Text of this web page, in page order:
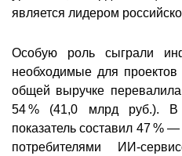
является лидером
Особую роль сыграли
необходимые для
общей выручке
54 % (41,0 млрд руб.). В
показатель составил 47 %
потребителями ИИ-